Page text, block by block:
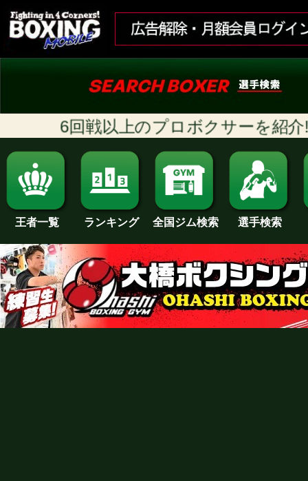
6回戦以上のプロボクサーを紹介!!
王者一覧 ランキング 全国ジム検索 選手検索